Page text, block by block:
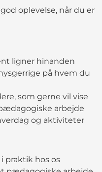
oplevelse, når du er
ligner hinanden
på hvem du
som gerne vil vise
arbejde
og aktiviteter
praktik hos os